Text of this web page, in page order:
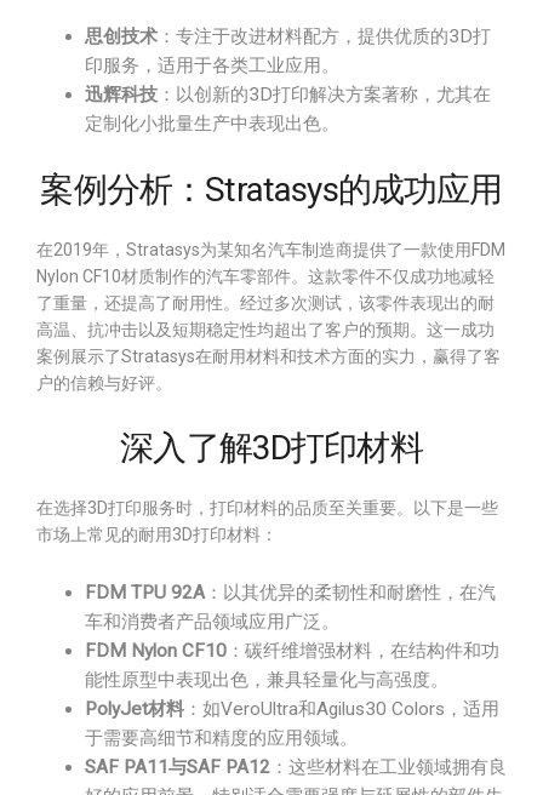
思创技术 ：专注于改进材料配方，提供优质的3D打
印服务，适用于各类工业应用。
迅辉科技 ：以创新的3D打印解决方案著称，尤其在
定制化小批量生产中表现出色。
案例分析：Stratasys的成功应用
在2019年，Stratasys为某知名汽车制造商提供了一款使用FDM
Nylon CF10材质制作的汽车零部件。这款零件不仅成功地减轻
了重量，还提高了耐用性。经过多次测试，该零件表现出的耐
高温、抗冲击以及短期稳定性均超出了客户的预期。这一成功
案例展示了Stratasys在耐用材料和技术方面的实力，赢得了客
户的信赖与好评。
深入了解3D打印材料
在选择3D打印服务时，打印材料的品质至关重要。以下是一些
市场上常见的耐用3D打印材料：
FDM TPU 92A：以其优异的柔韧性和耐磨性，在汽
车和消费者产品领域应用广泛。
FDM Nylon CF10 ：碳纤维增强材料，在结构件和功
能性原型中表现出色，兼具轻量化与高强度。
PolyJet材料 ：如VeroUltra和Agilus30 Colors，适用
于需要高细节和精度的应用领域。
SAF PA11与SAF PA12 ：这些材料在工业领域拥有良